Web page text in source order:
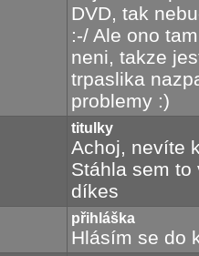
DVD, tak
:-/ Ale ono
neni, takze
trpaslika
problemy :)
titulky
Achoj, nevíte
Stáhla sem to
díkes
přihláška
Hlásím se do